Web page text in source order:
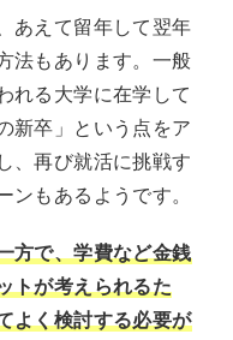
あえて留年して翌年
法もあります。一般
れる大学に在学して
新卒」という点をア
、再び就活に挑戦す
ンもあるようです。
方で、学費など金銭
トが考えられるた
よく検討する必要が